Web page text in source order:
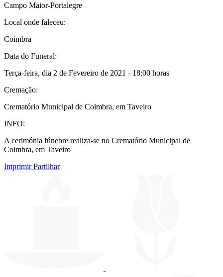
Campo Maior-Portalegre
Local onde faleceu:
Coimbra
Data do Funeral:
Terça-feira, dia 2 de Fevereiro de 2021 - 18:00 horas
Cremação:
Crematório Municipal de Coimbra, em Taveiro
INFO:
A cerimónia fúnebre realiza-se no Crematório Municipal de
Coimbra, em Taveiro
Imprimir Partilhar